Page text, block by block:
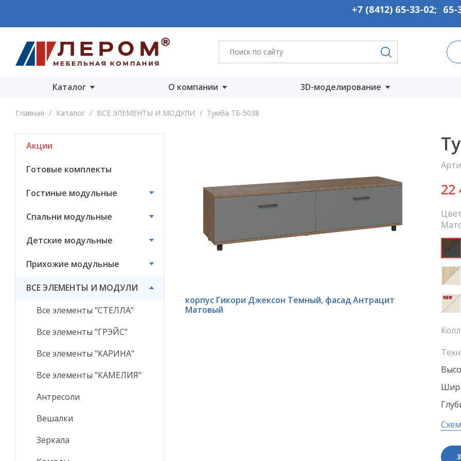
+7 (8412) 65-33-02; 65-
Каталог
Акции
Детские модульные
Прихожие
ВСЕ ЭЛЕМЕНТЫ И
МОДУЛИ
О компании
О компании
Новости
3D-моделирование
Главная / Каталог / ВСЕ ЭЛЕМЕНТЫ И МОДУЛИ / Тумба ТБ-5038
Акции
Готовые комплекты
Гостиные модульные
Спальни модульные
Детские модульные
Прихожие модульные
ВСЕ ЭЛЕМЕНТЫ И МОДУЛИ
Все элементы "СТЕЛЛА"
Все элементы "ГРЭЙС"
Все элементы "КАРИНА"
Все элементы "КАМЕЛИЯ"
Антресоли
Вешалки
Зеркала
корпус Гикори Джексон Темный, фасад Антрацит
Матовый
22